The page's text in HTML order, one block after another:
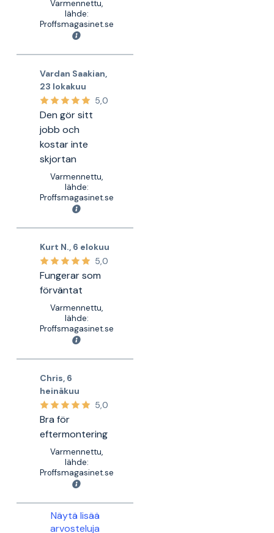
Varmennettu,
lähde:
Proffsmagasinet.se
Vardan Saakian
23 lokakuu
5,0
Den gör sitt
jobb och
kostar inte
skjortan
Varmennettu,
lähde:
Proffsmagasinet.se
Kurt N. 6 elokuu
5,0
Fungerar som
förväntat
Varmennettu,
lähde:
Proffsmagasinet.se
Chris 6
heinäkuu
5,0
Bra för
eftermontering
Varmennettu,
lähde:
Proffsmagasinet.se
Näytä lisää
arvosteluja